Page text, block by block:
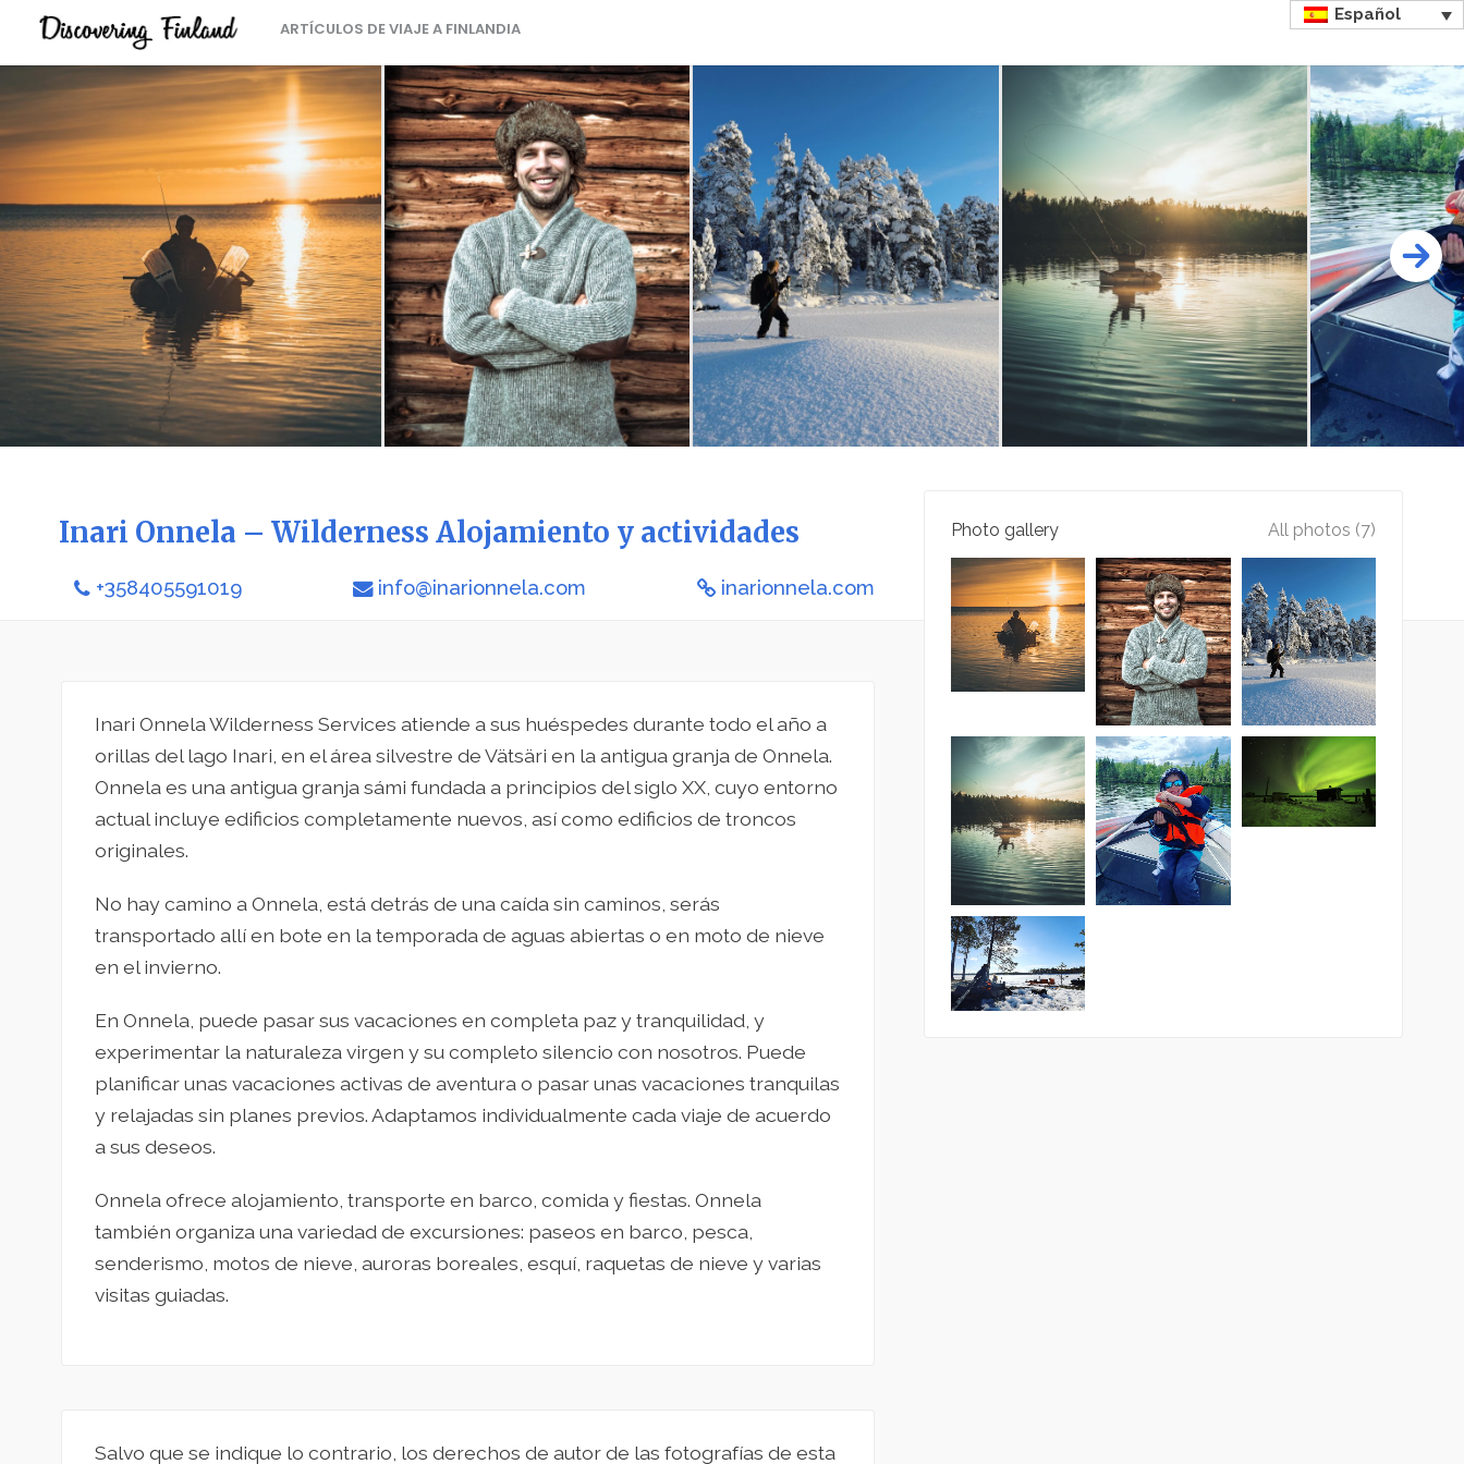
ARTÍCULOS DE VIAJE A FINLANDIA
Español
Inari Onnela – Wilderness Alojamiento y actividades
+358405591019 info@inarionnela.com inarionnela.com
Inari Onnela Wilderness Services atiende a sus huéspedes durante todo el año a
orillas del lago Inari, en el área silvestre de Vätsäri en la antigua granja de Onnela.
Onnela es una antigua granja sámi fundada a principios del siglo XX, cuyo entorno
actual incluye edificios completamente nuevos, así como edificios de troncos
originales.
No hay camino a Onnela, está detrás de una caída sin caminos, serás
transportado allí en bote en la temporada de aguas abiertas o en moto de nieve
en el invierno.
En Onnela, puede pasar sus vacaciones en completa paz y tranquilidad, y
experimentar la naturaleza virgen y su completo silencio con nosotros. Puede
planificar unas vacaciones activas de aventura o pasar unas vacaciones tranquilas
y relajadas sin planes previos. Adaptamos individualmente cada viaje de acuerdo
a sus deseos.
Onnela ofrece alojamiento, transporte en barco, comida y fiestas. Onnela
también organiza una variedad de excursiones: paseos en barco, pesca,
senderismo, motos de nieve, auroras boreales, esquí, raquetas de nieve y varias
visitas guiadas.
Salvo que se indique lo contrario, los derechos de autor de las fotografías de esta
Photo gallery All photos (7)